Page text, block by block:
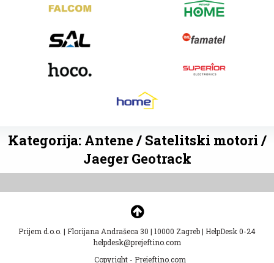
Kategorija: Antene / Satelitski motori /
Jaeger Geotrack
Prijem d.o.o. | Florijana Andrašeca 30 | 10000 Zagreb| HelpDesk 0-24
helpdesk@prejeftino.com
Copyright - Prejeftino.com